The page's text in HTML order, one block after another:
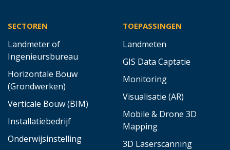
SECTOREN
Landmeter of
Ingenieursbureau
Horizontale Bouw
(Grondwerken)
Verticale Bouw (BIM)
Installatiebedrijf
Onderwijsinstelling
TOEPASSINGEN
Landmeten
GIS Data Captatie
Monitoring
Visualisatie (AR)
Mobile & Drone 3D
Mapping
3D Laserscanning